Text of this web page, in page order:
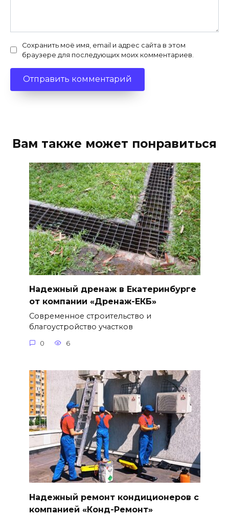
Сохранить моё имя, email и адрес сайта в этом
браузере для последующих моих комментариев.
Вам также может понравиться
Надежный дренаж в Екатеринбурге
от компании «Дренаж-ЕКБ»
Современное строительство и
благоустройство участков
0 6
Надежный ремонт кондиционеров с
компанией «Конд-Ремонт»